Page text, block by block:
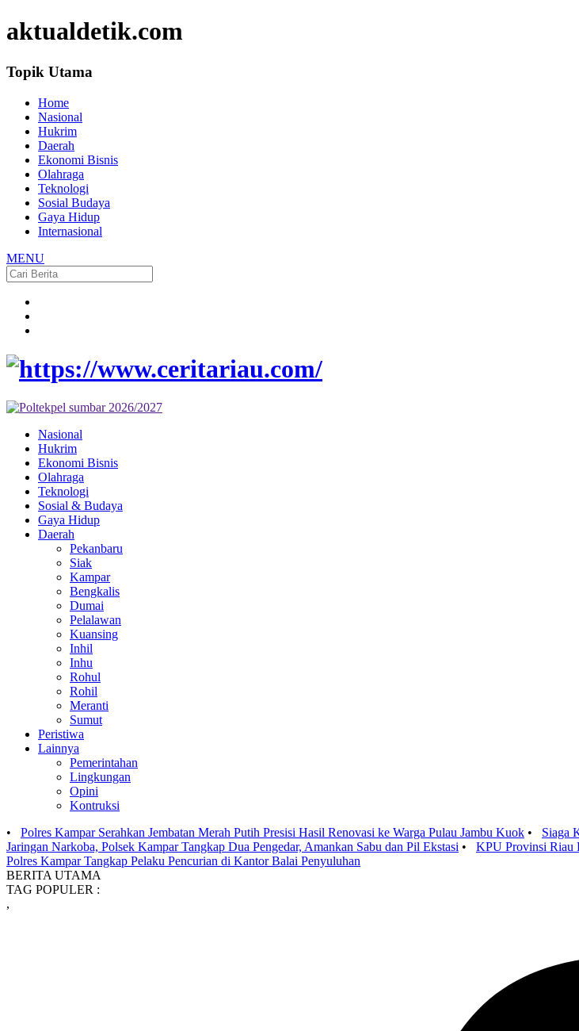
aktualdetik.com
Topik Utama
Home
Nasional
Hukrim
Daerah
Ekonomi Bisnis
Olahraga
Teknologi
Sosial Budaya
Gaya Hidup
Internasional
MENU
Nasional
Hukrim
Ekonomi Bisnis
Olahraga
Teknologi
Sosial & Budaya
Gaya Hidup
Daerah
Pekanbaru
Siak
Kampar
Bengkalis
Dumai
Pelalawan
Kuansing
Inhil
Inhu
Rohul
Rohil
Meranti
Sumut
Peristiwa
Lainnya
Pemerintahan
Lingkungan
Opini
Kontruksi
• Polres Kampar Serahkan Jembatan Merah Putih Presisi Hasil Renovasi ke Warga Pulau Jambu Kuok • Siaga
Jaringan Narkoba, Polsek Kampar Tangkap Dua Pengedar, Amankan Sabu dan Pil Ekstasi • KPU Provinsi Riau
Polres Kampar Tangkap Pelaku Pencurian di Kantor Balai Penyuluhan
BERITA UTAMA
TAG POPULER :
,